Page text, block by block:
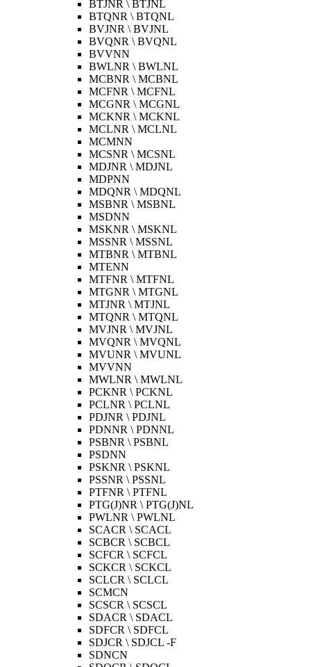
BTJNR \ BTJNL
BTQNR \ BTQNL
BVJNR \ BVJNL
BVQNR \ BVQNL
BVVNN
BWLNR \ BWLNL
MCBNR \ MCBNL
MCFNR \ MCFNL
MCGNR \ MCGNL
MCKNR \ MCKNL
MCLNR \ MCLNL
MCMNN
MCSNR \ MCSNL
MDJNR \ MDJNL
MDPNN
MDQNR \ MDQNL
MSBNR \ MSBNL
MSDNN
MSKNR \ MSKNL
MSSNR \ MSSNL
MTBNR \ MTBNL
MTENN
MTFNR \ MTFNL
MTGNR \ MTGNL
MTJNR \ MTJNL
MTQNR \ MTQNL
MVJNR \ MVJNL
MVQNR \ MVQNL
MVUNR \ MVUNL
MVVNN
MWLNR \ MWLNL
PCKNR \ PCKNL
PCLNR \ PCLNL
PDJNR \ PDJNL
PDNNR \ PDNNL
PSBNR \ PSBNL
PSDNN
PSKNR \ PSKNL
PSSNR \ PSSNL
PTFNR \ PTFNL
PTG(J)NR \ PTG(J)NL
PWLNR \ PWLNL
SCACR \ SCACL
SCBCR \ SCBCL
SCFCR \ SCFCL
SCKCR \ SCKCL
SCLCR \ SCLCL
SCMCN
SCSCR \ SCSCL
SDACR \ SDACL
SDFCR \ SDFCL
SDJCR \ SDJCL -F
SDNCN